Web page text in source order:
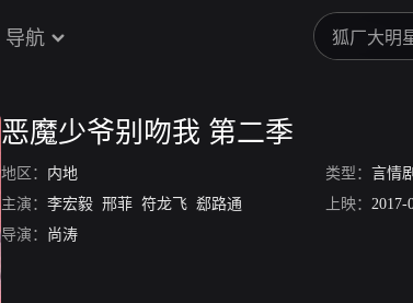
导航
恶魔少爷别吻我 第二季
地区： 内地 类型： 言情剧
主演： 李宏毅 邢菲 符龙飞 郄路通 上映： 2017-
导演： 尚涛